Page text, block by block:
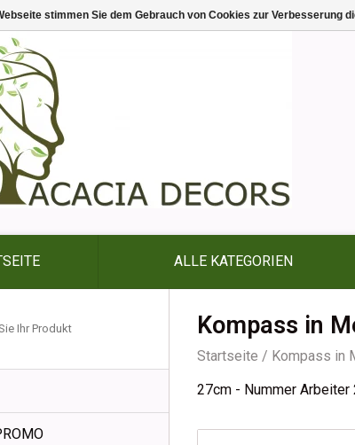
ALLE KATEGORIEN
Kompass in
Startseite / Kompass in
27cm - Nummer Arbeiter
stimmen Sie dem Gebrauch von Cookies zur Verbesserung